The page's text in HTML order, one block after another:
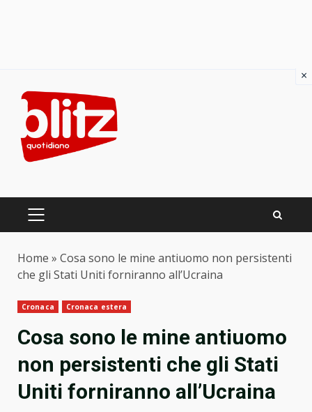
content
PRIMARY
Home » Cosa sono le mine antiuomo non persistenti
che gli Stati Uniti forniranno all’Ucraina
Cronaca Cronaca estera
Cosa sono le mine antiuomo
non persistenti che gli Stati
Uniti forniranno all’Ucraina
×